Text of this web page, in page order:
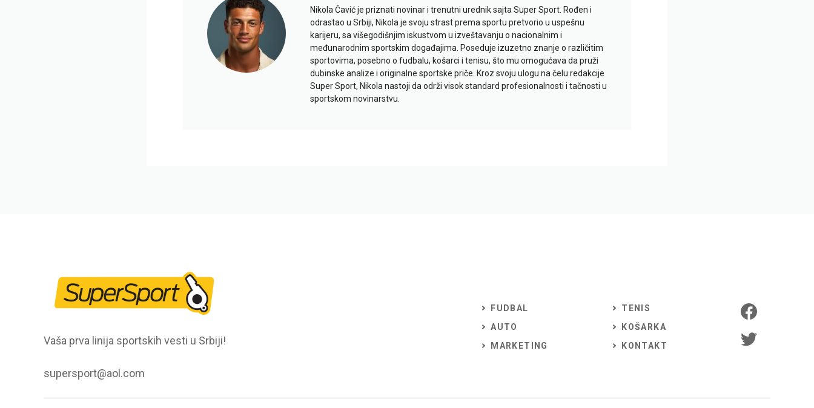
Nikola Čavić je priznati novinar i trenutni urednik sajta Super Sport. Rođen i
odrastao u Srbiji, Nikola je svoju strast prema sportu pretvorio u uspešnu
karijeru, sa višegodišnjim iskustvom u izveštavanju o nacionalnim i
međunarodnim sportskim događajima. Poseduje izuzetno znanje o različitim
sportovima, posebno o fudbalu, košarci i tenisu, što mu omogućava da pruži
dubinske analize i originalne sportske priče. Kroz svoju ulogu na čelu redakcije
Super Sport, Nikola nastoji da održi visok standard profesionalnosti i tačnosti u
sportskom novinarstvu.
Vaša prva linija sportskih vesti u Srbiji!
supersport@aol.com
FUDBAL
AUTO
MARKETING
TENIS
KOŠARKA
KONTAKT